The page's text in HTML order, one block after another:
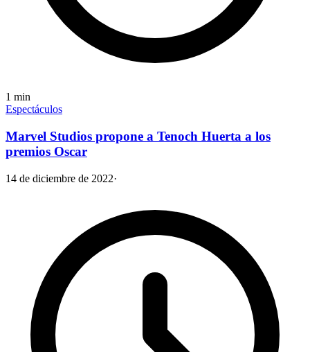
1 min
Espectáculos
Marvel Studios propone a Tenoch Huerta a los
premios Oscar
14 de diciembre de 2022·